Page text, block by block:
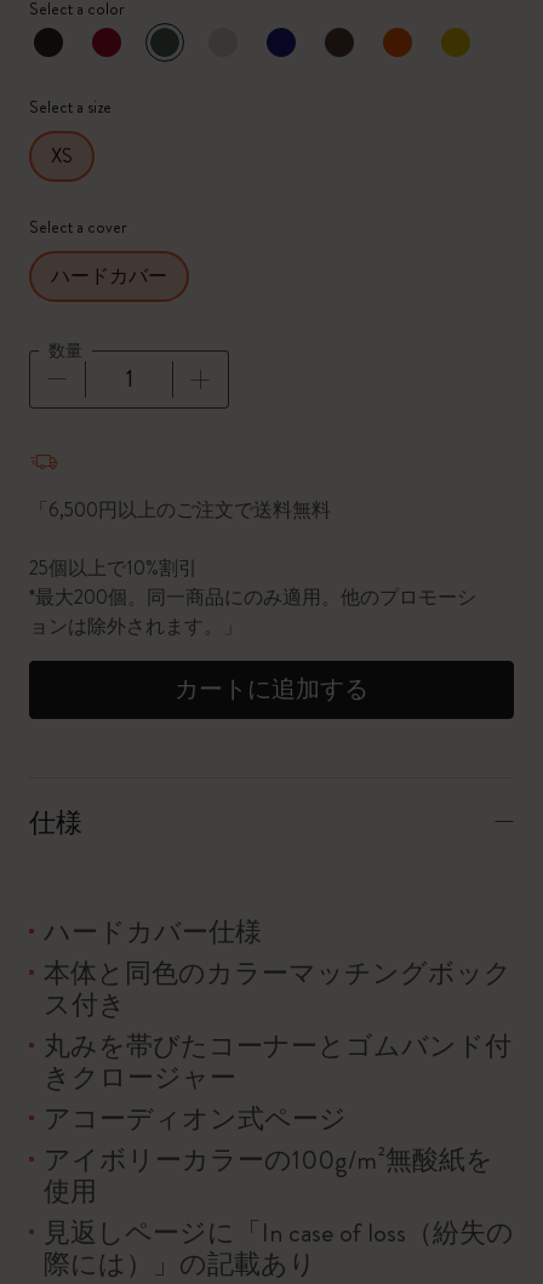
Select a color
選択済
*選択したカラー
Select a size
XS
Select a cover
ハードカバー
数量
「6,500円以上のご注文で送料無料
25個以上で10%割引
*最大200個。同一商品にのみ適用。他のプロモーシ
ョンは除外されます。」
カートに追加する
仕様
ハードカバー仕様
本体と同色のカラーマッチングボック
ス付き
丸みを帯びたコーナーとゴムバンド付
きクロージャー
アコーディオン式ページ
アイボリーカラーの100g/m²無酸紙を
使用
見返しページに「In case of loss（紛失の
際には）」の記載あり